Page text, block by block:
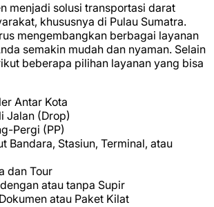
menjadi solusi transportasi darat
khususnya di Pulau Sumatra.
mengembangkan berbagai layanan
semakin mudah dan nyaman. Selain
beberapa pilihan layanan yang bisa
Antar Kota
Jalan (Drop)
Pergi (PP)
Bandara, Stasiun, Terminal, atau
dan Tour
atau tanpa Supir
atau Paket Kilat